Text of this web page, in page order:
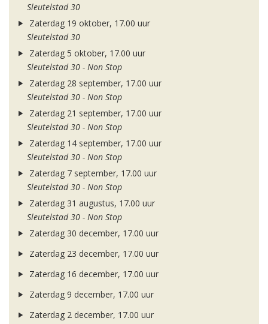
Sleutelstad 30
Zaterdag 19 oktober, 17.00 uur
Sleutelstad 30
Zaterdag 5 oktober, 17.00 uur
Sleutelstad 30 - Non Stop
Zaterdag 28 september, 17.00 uur
Sleutelstad 30 - Non Stop
Zaterdag 21 september, 17.00 uur
Sleutelstad 30 - Non Stop
Zaterdag 14 september, 17.00 uur
Sleutelstad 30 - Non Stop
Zaterdag 7 september, 17.00 uur
Sleutelstad 30 - Non Stop
Zaterdag 31 augustus, 17.00 uur
Sleutelstad 30 - Non Stop
Zaterdag 30 december, 17.00 uur
Zaterdag 23 december, 17.00 uur
Zaterdag 16 december, 17.00 uur
Zaterdag 9 december, 17.00 uur
Zaterdag 2 december, 17.00 uur